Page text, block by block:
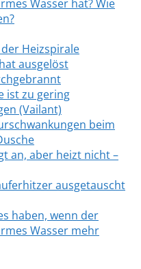
Wasser hat? Wie
Heizspirale
ausgelöst
ist zu gering
(Vailant)
beim
an, aber heizt nicht –
ausgetauscht
haben, wenn der
Wasser mehr